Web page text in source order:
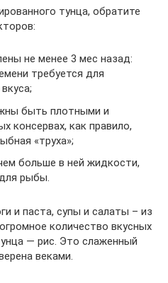
тунца, обратите
не менее 3 мес назад:
требуется для
быть плотными и
консервах, как правило,
«труха»;
больше в ней жидкости,
рыбы.
и паста, супы и салаты – из
количество вкусных
— рис. Это слаженный
веками.